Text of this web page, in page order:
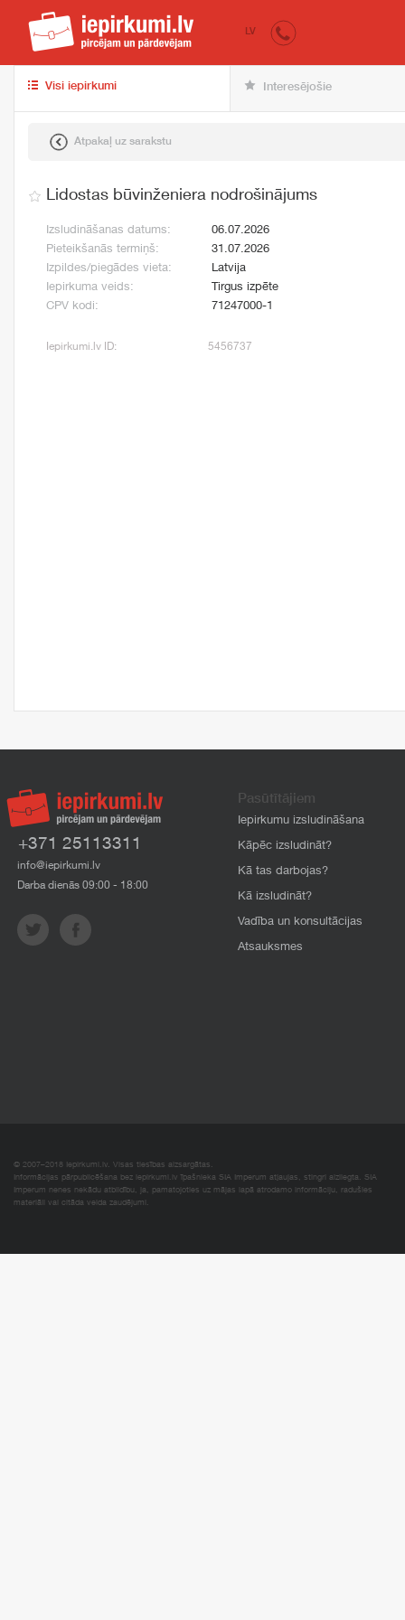
iepirkumi.lv
LV
Visi iepirkumi Interesējošie
Atpakaļ uz sarakstu
Lidostas būvinženiera nodrošinājums
Izsludināšanas datums:
06.07.2026
Pieteikšanās termiņš:
31.07.2026
Izpildes/piegādes vieta:
Latvija
Iepirkuma veids:
Tirgus izpēte
CPV kodi:
71247000-1
Iepirkumi.lv ID: 5456737
+371 25113311
info@iepirkumi.lv
Darba dienās 09:00 - 18:00
Pasūtītājiem
Iepirkumu izsludināšana
Kāpēc izsludināt?
Kā tas darbojas?
Kā izsludināt?
Vadība un konsultācijas
Atsauksmes
© 2007–2018 Iepirkumi.lv. Visas tiesības aizsargātas.
Informācijas pārpublicēšana bez iepirkumi.lv īpašnieka SIA Imperum atļaujas, stingri aizliegta. SIA
Imperum nenes nekādu atbildību, ja, pamatojoties uz mājas lapā atrodamo informāciju, radušies
materiāli vai citāda veida zaudējumi.